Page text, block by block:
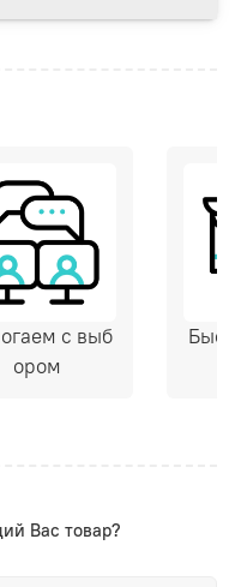
с выб
ором
Вас товар?